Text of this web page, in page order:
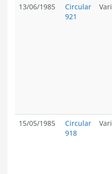
13/06/1985
Circular
921
15/05/1985
Circular
918